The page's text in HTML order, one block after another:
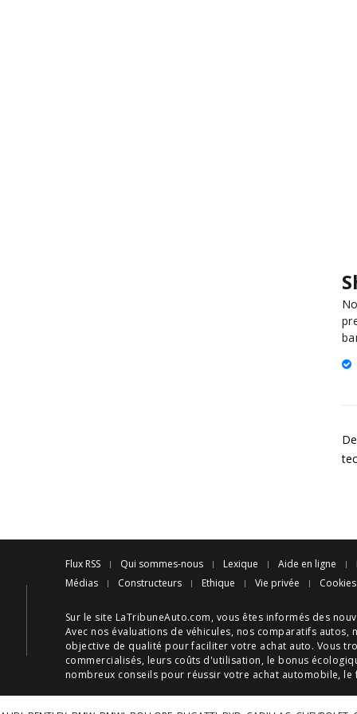
Flux RSS Qui sommes-nous Lexique Aide en ligne
Médias
Constructeurs Ethique Vie privée Cookies
Sur le site LaTribuneAuto.com, vous êtes informés des
Avec nos évaluations de véhicules, nos comparatifs autos,
objective de qualité pour faciliter votre achat auto. Vous
commercialisés, leurs coûts d'utilisation, le bonus
nombreux conseils pour réussir votre achat automobile, le